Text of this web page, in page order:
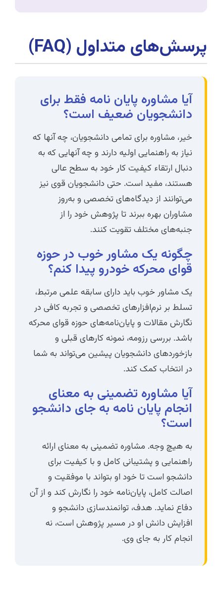
پرسش‌های متداول (FAQ)
آیا مشاوره پایان نامه فقط برای
دانشجویان ضعیف است؟
خیر، مشاوره برای تمامی دانشجویان، چه آنها که
نیاز به راهنمایی اولیه دارند و چه آنهایی که به
دنبال ارتقاء کیفیت کار خود به سطح عالی
هستند، مفید است. حتی دانشجویان قوی نیز
می‌توانند از دیدگاه‌های تخصصی و به‌روز
مشاوران بهره ببرند تا پژوهش خود را از
جنبه‌های مختلف تقویت کنند.
چگونه یک مشاور خوب در حوزه
قوای محرکه خودرو پیدا کنم؟
یک مشاور خوب باید دارای سابقه علمی مرتبط،
تسلط بر نرم‌افزارهای تخصصی و تجربه کافی در
نگارش مقالات و پایان‌نامه‌های حوزه قوای محرکه
باشد. بررسی رزومه، نمونه کارهای قبلی و
بازخوردهای دانشجویان پیشین می‌تواند به شما
در انتخاب کمک کند.
آیا مشاوره تضمینی به معنای
انجام پایان نامه به جای دانشجو
است؟
به هیچ وجه. مشاوره تضمینی به معنای ارائه
راهنمایی و پشتیبانی کامل و با کیفیت برای
دانشجو است تا خود او بتواند با موفقیت و
اصالت کامل، پایان‌نامه خود را نگارش کند و از آن
دفاع نماید. هدف، توانمندسازی دانشجو و
افزایش دانش او در مسیر پژوهش است، نه
انجام کار به جای وی.